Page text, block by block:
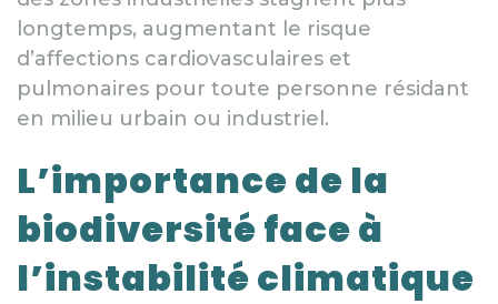
longtemps, augmentant le risque
d’affections cardiovasculaires et
pulmonaires pour toute personne résidant
en milieu urbain ou industriel.
L’importance de la
biodiversité face à
l’instabilité climatique